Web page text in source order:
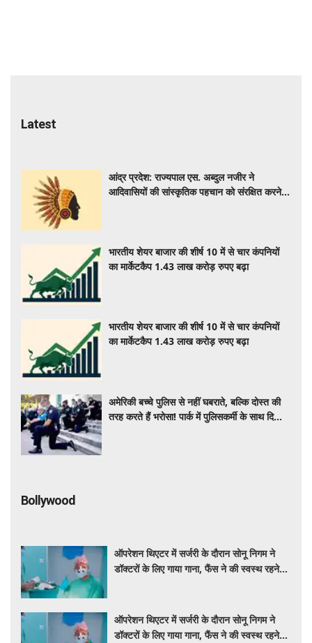
Latest
आंद्र प्रदेश: राज्यपाल एस. अब्दुल नजीर ने
आदिवासियों की सांस्कृतिक पहचान को संरक्षित करने
भारतीय शेयर बाजार की शीर्ष 10 में से चार कंपनियों
का मार्केटकैप 1.43 लाख करोड़ रुपए बढ़ा
भारतीय शेयर बाजार की शीर्ष 10 में से चार कंपनियों
का मार्केटकैप 1.43 लाख करोड़ रुपए बढ़ा
अमेरिकी बच्चे पुलिस से नहीं घबराते, बल्कि दोस्त की
तरह करते हैं भरोसा! पार्क में पुलिसकर्मी के साथ दिखा
Bollywood
ऑपरेशन थिएटर में सर्जरी के दौरान सोनू निगम ने
डॉक्टरों के लिए गाया गाना, फैंस ने की स्वस्थ रहने
ऑपरेशन थिएटर में सर्जरी के दौरान सोनू निगम ने
डॉक्टरों के लिए गाया गाना, फैंस ने की स्वस्थ रहने